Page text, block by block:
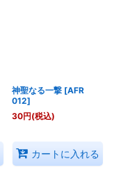
神聖なる一撃 [AFR
012]
30円(税込)
カートに入れる